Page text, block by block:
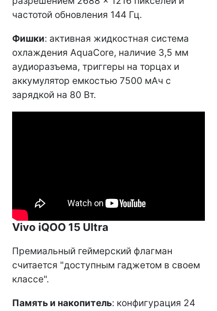
частотой обновления 144 Гц.
Фишки: активная жидкостная система
охлаждения AquaCore, наличие 3,5 мм
аудиоразъема, триггеры на торцах и
аккумулятор емкостью 7500 мАч с
зарядкой на 80 Вт.
Vivo iQOO 15 Ultra
Премиальный геймерский флагман
считается "доступным гаджетом в своем
классе".
Память и накопитель: конфигурация 24